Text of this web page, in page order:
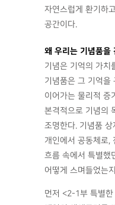
자연스럽게 환기하
공간이다.
왜 우리는 기념품을
기념은 기억의 가치
기념품은 그 기억을
이어가는 물리적 증
본격적으로 기념의
조명한다. 기념품
개인에서 공동체로,
흐름 속에서 특별했
어떻게 스며들었는
먼저 <2-1부 특별